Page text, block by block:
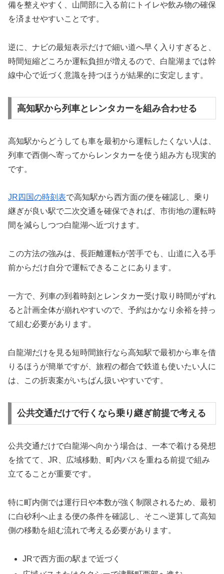
備を整えやすく、山間部に入る前にトイレや飲み物の確保
を済ませやすいことです。
逆に、ナビの最短表示だけで細い道へ早く入りすぎると、
時間短縮どころか運転負担が増えるので、白龍湖までは幹
線中心で近づく意識を持つほうが結果的に安定します。
高知駅から列車とレンタカーを組み合わせる
高知駅からどうしても車を最初から運転したくない人は、
列車で西側へ寄ってからレンタカーを使う組み方も現実的
です。
JR四国の時刻表で高知駅から西方面の便を確認し、乗り
継ぎが良い駅で二次交通を確保できれば、市街地の運転時
間を減らしつつ白龍湖へ近づけます。
この方法の強みは、長距離運転が苦手でも、山道に入る手
前からだけ自分で運転できることにあります。
一方で、列車の到着時刻とレンタカー受け取り時間がずれ
ると計画全体が崩れやすいので、予約はかなり余裕を持っ
て組む必要があります。
白龍湖だけを見る短時間旅行なら高知駅で最初から車を借
りるほうが簡単ですが、旅程の都合で鉄道も使いたい人に
は、この折衷案がいちばん扱いやすいです。
公共交通だけで行くなら乗り継ぎ前提で考える
公共交通だけで白龍湖へ向かう場合は、一本で着ける発想
を捨てて、JR、広域移動、町内バスを重ねる前提で組み
立てることが重要です。
特に町内側では運行日や本数が強く制限されるため、最初
に白砂利へ止まる便の条件を確認し、そこへ逆算して高知
側の移動を組む流れで考える必要があります。
JRで西方面の駅まで近づく